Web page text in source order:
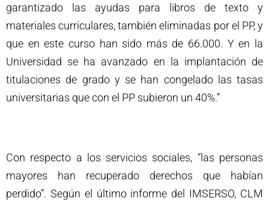
garantizado las ayudas para libros de texto y
materiales curriculares, también eliminadas por el PP, y
que en este curso han sido más de 66.000. Y en la
Universidad se ha avanzado en la implantación de
titulaciones de grado y se han congelado las tasas
universitarias que con el PP subieron un 40%.”
Con respecto a los servicios sociales, “las personas
mayores han recuperado derechos que habían
perdido”. Según el último informe del IMSERSO, CLM